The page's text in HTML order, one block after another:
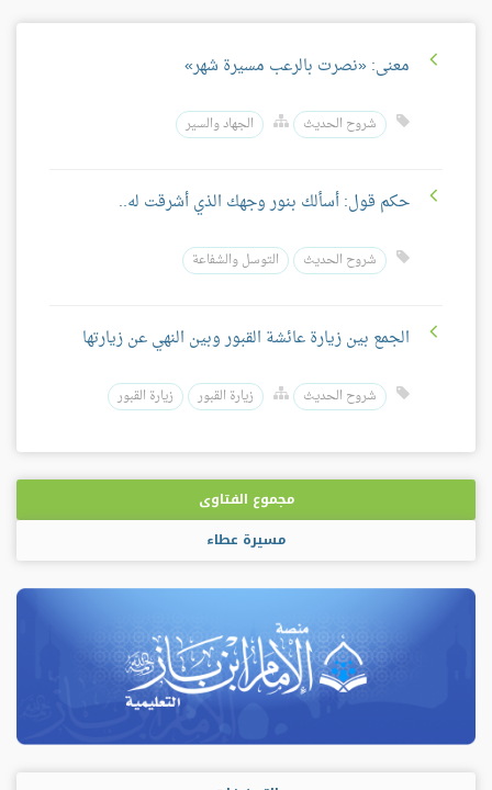
معنى: «نصرت بالرعب مسيرة شهر»
شروح الحديث الجهاد والسير
حكم قول: أسألك بنور وجهك الذي أشرقت له..
شروح الحديث التوسل والشفاعة
الجمع بين زيارة عائشة القبور وبين النهي عن زيارتها
شروح الحديث زيارة القبور زيارة القبور
مجموع الفتاوى
مسيرة عطاء